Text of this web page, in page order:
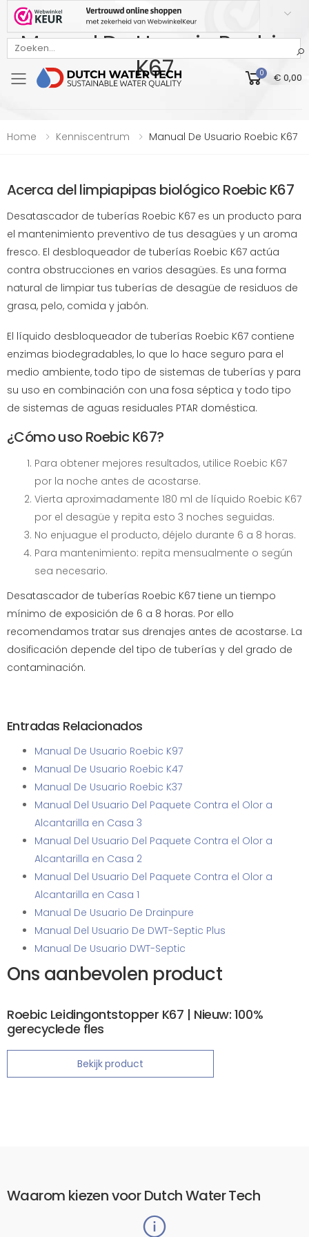
Bekijk onze Webwinkelkeur beoordeling
Toggle mobile menu
0 € 0,00
Manual De Usuario Roebic
K67
Home Kenniscentrum Manual De Usuario Roebic K67
Acerca del limpiapipas biológico Roebic K67
Desatascador de tuberías Roebic K67 es un producto para
el mantenimiento preventivo de tus desagües y un aroma
fresco. El desbloqueador de tuberías Roebic K67 actúa
contra obstrucciones en varios desagües. Es una forma
natural de limpiar tus tuberías de desagüe de residuos de
grasa, pelo, comida y jabón.
El líquido desbloqueador de tuberías Roebic K67 contiene
enzimas biodegradables, lo que lo hace seguro para el
medio ambiente, todo tipo de sistemas de tuberías y para
su uso en combinación con una fosa séptica y todo tipo
de sistemas de aguas residuales PTAR doméstica.
¿Cómo uso Roebic K67?
Para obtener mejores resultados, utilice Roebic K67
por la noche antes de acostarse.
Vierta aproximadamente 180 ml de líquido Roebic K67
por el desagüe y repita esto 3 noches seguidas.
No enjuague el producto, déjelo durante 6 a 8 horas.
Para mantenimiento: repita mensualmente o según
sea necesario.
Desatascador de tuberías Roebic K67 tiene un tiempo
mínimo de exposición de 6 a 8 horas. Por ello
recomendamos tratar sus drenajes antes de acostarse. La
dosificación depende del tipo de tuberías y del grado de
contaminación.
Entradas Relacionados
Manual De Usuario Roebic K97
Manual De Usuario Roebic K47
Manual De Usuario Roebic K37
Manual Del Usuario Del Paquete Contra el Olor a
Alcantarilla en Casa 3
Manual Del Usuario Del Paquete Contra el Olor a
Alcantarilla en Casa 2
Manual Del Usuario Del Paquete Contra el Olor a
Alcantarilla en Casa 1
Manual De Usuario De Drainpure
Manual Del Usuario De DWT-Septic Plus
Manual De Usuario DWT-Septic
Ons aanbevolen product
Roebic Leidingontstopper K67 | Nieuw: 100%
gerecyclede fles
Bekijk product
Waarom kiezen voor Dutch Water Tech